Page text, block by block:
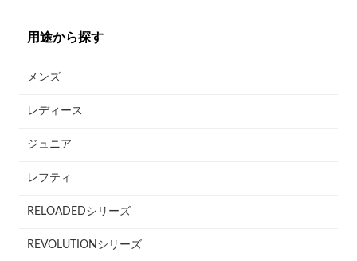
用途から探す
メンズ
レディース
ジュニア
レフティ
RELOADEDシリーズ
REVOLUTIONシリーズ